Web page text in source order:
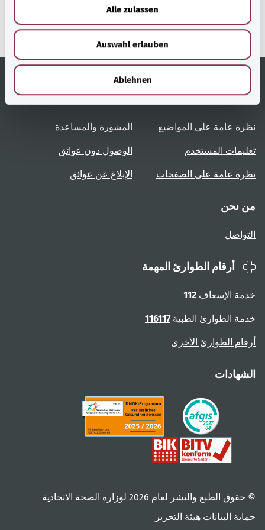
h
Alle zulassen
Auswahl erlauben
Ablehnen
وزارة الصحة الاتحادية.
روابط مُفيدة
نظرة عامة على المواضيع
تعليمات المستخدم
نظرة عامة على الصفحات
الخدمة
المشورة والمساعدة
الوصول دون عوائق
الإبلاغ عن عوائق
من نحن
التواصل
أرقام الطوارئ المهمة
خدمة الإسعاف 112
خدمة الطوارئ الطبية116117
أرقام الطوارئ الأخرى
الشهادات
© حقوق الطبع والنشر لعام ‎2026 لوزارة الصحة الاتحادية
حماية البيانات هيئة التحرير